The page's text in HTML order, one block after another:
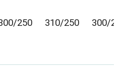
250 310/250 300/